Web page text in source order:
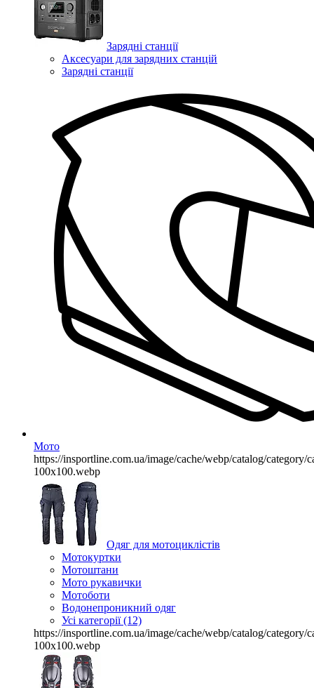
Зарядні станції
Аксесуари для зарядних станцій
Зарядні станції
Мото
https://insportline.com.ua/image/cache/webp/catalog/category/
100x100.webp
Одяг для мотоциклістів
Мотокуртки
Мотоштани
Мото рукавички
Мотоботи
Водонепроникний одяг
Усі категорії (12)
https://insportline.com.ua/image/cache/webp/catalog/category/
100x100.webp